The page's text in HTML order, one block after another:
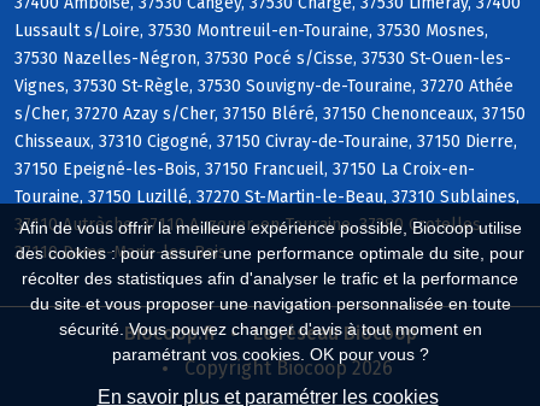
Afin de vous offrir la meilleure expérience possible, Biocoop utilise
des cookies : pour assurer une performance optimale du site, pour
récolter des statistiques afin d'analyser le trafic et la performance
du site et vous proposer une navigation personnalisée en toute
sécurité. Vous pouvez changer d'avis à tout moment en
paramétrant vos cookies. OK pour vous ?
En savoir plus et paramétrer les cookies
Lussault s/Loire, 37530 Montreuil-en-Touraine, 37530 Mosnes,
37530 Nazelles-Négron, 37530 Pocé s/Cisse, 37530 St-Ouen-les-
Vignes, 37530 St-Règle, 37530 Souvigny-de-Touraine, 37270 Athée
s/Cher, 37270 Azay s/Cher, 37150 Bléré, 37150 Chenonceaux, 37150
Chisseaux, 37310 Cigogné, 37150 Civray-de-Touraine, 37150 Dierre,
37150 Epeigné-les-Bois, 37150 Francueil, 37150 La Croix-en-
Touraine, 37150 Luzillé, 37270 St-Martin-le-Beau, 37310 Sublaines,
37110 Autrèche, 37110 Auzouer-en-Touraine, 37380 Crotelles,
37110 Dame-Marie-les-Bois
Biocoop.fr
Le réseau Biocoop
Copyright Biocoop 2026